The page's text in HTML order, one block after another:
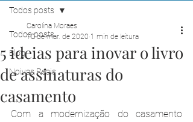
Todos posts
Blog
Noivas Reais
Todos posts
5 ideias para inovar o livro
de assinaturas do
casamento
Carolina Moraes
10 de mar. de 2020 1 min de leitura
Com a modernização do casamento